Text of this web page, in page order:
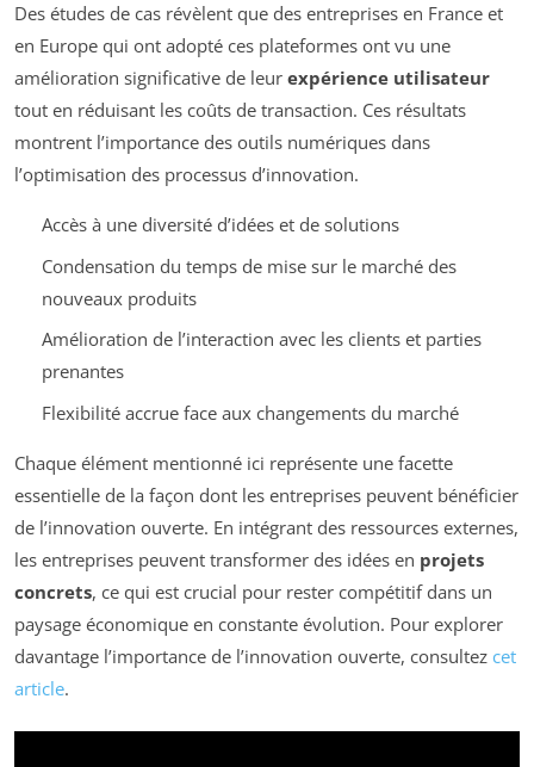
Des études de cas révèlent que des entreprises en France et
en Europe qui ont adopté ces plateformes ont vu une
amélioration significative de leur expérience utilisateur
tout en réduisant les coûts de transaction. Ces résultats
montrent l’importance des outils numériques dans
l’optimisation des processus d’innovation.
Accès à une diversité d’idées et de solutions
Condensation du temps de mise sur le marché des
nouveaux produits
Amélioration de l’interaction avec les clients et parties
prenantes
Flexibilité accrue face aux changements du marché
Chaque élément mentionné ici représente une facette
essentielle de la façon dont les entreprises peuvent bénéficier
de l’innovation ouverte. En intégrant des ressources externes,
les entreprises peuvent transformer des idées en projets
concrets, ce qui est crucial pour rester compétitif dans un
paysage économique en constante évolution. Pour explorer
davantage l’importance de l’innovation ouverte, consultez cet
article.